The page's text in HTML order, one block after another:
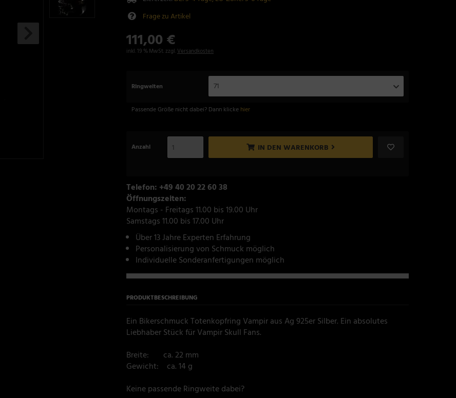
Frage zu Artikel
111,00 €
inkl. 19 % MwSt. zzgl. Versandkosten
Ringweiten 71
Passende Größe nicht dabei? Dann klicke hier
Anzahl IN DEN WARENKORB
Telefon: +49 40 20 22 60 38
Öffnungszeiten:
Montags - Freitags 11.00 bis 19.00 Uhr
Samstags 11.00 bis 17.00 Uhr
Über 13 Jahre Experten Erfahrung
Personalisierung von Schmuck möglich
Individuelle Sonderanfertigungen möglich
PRODUKTBESCHREIBUNG
Ein Bikerschmuck Totenkopfring Vampir aus Ag 925er Silber. Ein absolutes
Liebhaber Stück für Vampir Skull Fans.
Breite: ca. 22 mm
Gewicht: ca. 14 g
Keine passende Ringweite dabei?